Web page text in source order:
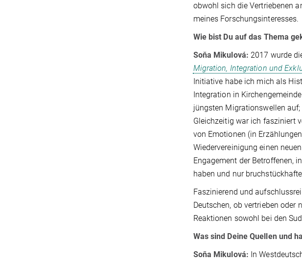
obwohl sich die Vertriebenen
meines Forschungsinteresses.
Wie bist Du auf das Thema
Soňa Mikulová: 2017 wurde
Migration, Integration und
Initiative habe ich mich als
Integration in
jüngsten Migrationswellen
Gleichzeitig war ich fasziniert
von Emotionen (in
Wiedervereinigung einen
Engagement der Betroffenen,
haben und nur
Faszinierend und
Deutschen, ob vertrieben oder
Reaktionen sowohl bei den
Was sind Deine Quellen und
Soňa Mikulová: In